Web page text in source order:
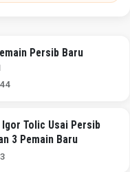
Persib Baru
Tolic Usai Persib
3 Pemain Baru